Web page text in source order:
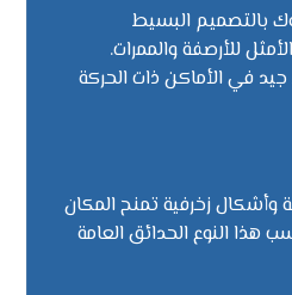
بالتصميم البسيط
للأرصفة والممرات.
جيد في الأماكن ذات الحركة
وأشكال زخرفية تمنح المكان
هذا النوع الحدائق العامة